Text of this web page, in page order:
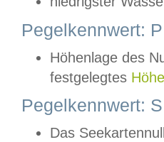
Pegelkennwert:
Höhenlage des
festgelegtes
Pegelkennwert:
Das